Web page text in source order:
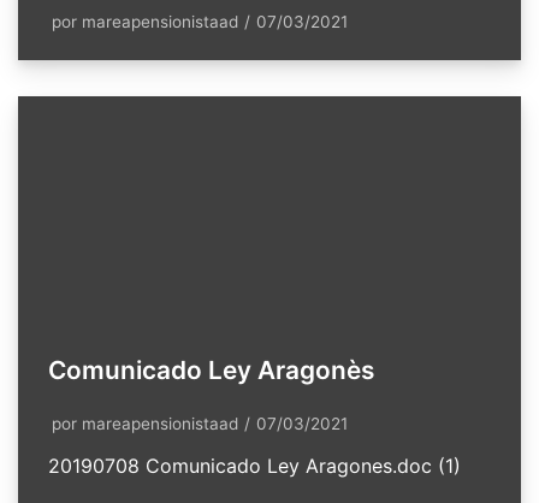
por mareapensionistaad 07/03/2021
Comunicado Ley Aragonès
por mareapensionistaad 07/03/2021
20190708 Comunicado Ley Aragones.doc (1)